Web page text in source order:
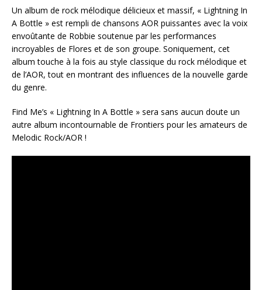
Un album de rock mélodique délicieux et massif, « Lightning In
A Bottle » est rempli de chansons AOR puissantes avec la voix
envoûtante de Robbie soutenue par les performances
incroyables de Flores et de son groupe. Soniquement, cet
album touche à la fois au style classique du rock mélodique et
de l’AOR, tout en montrant des influences de la nouvelle garde
du genre.
Find Me’s « Lightning In A Bottle » sera sans aucun doute un
autre album incontournable de Frontiers pour les amateurs de
Melodic Rock/AOR !